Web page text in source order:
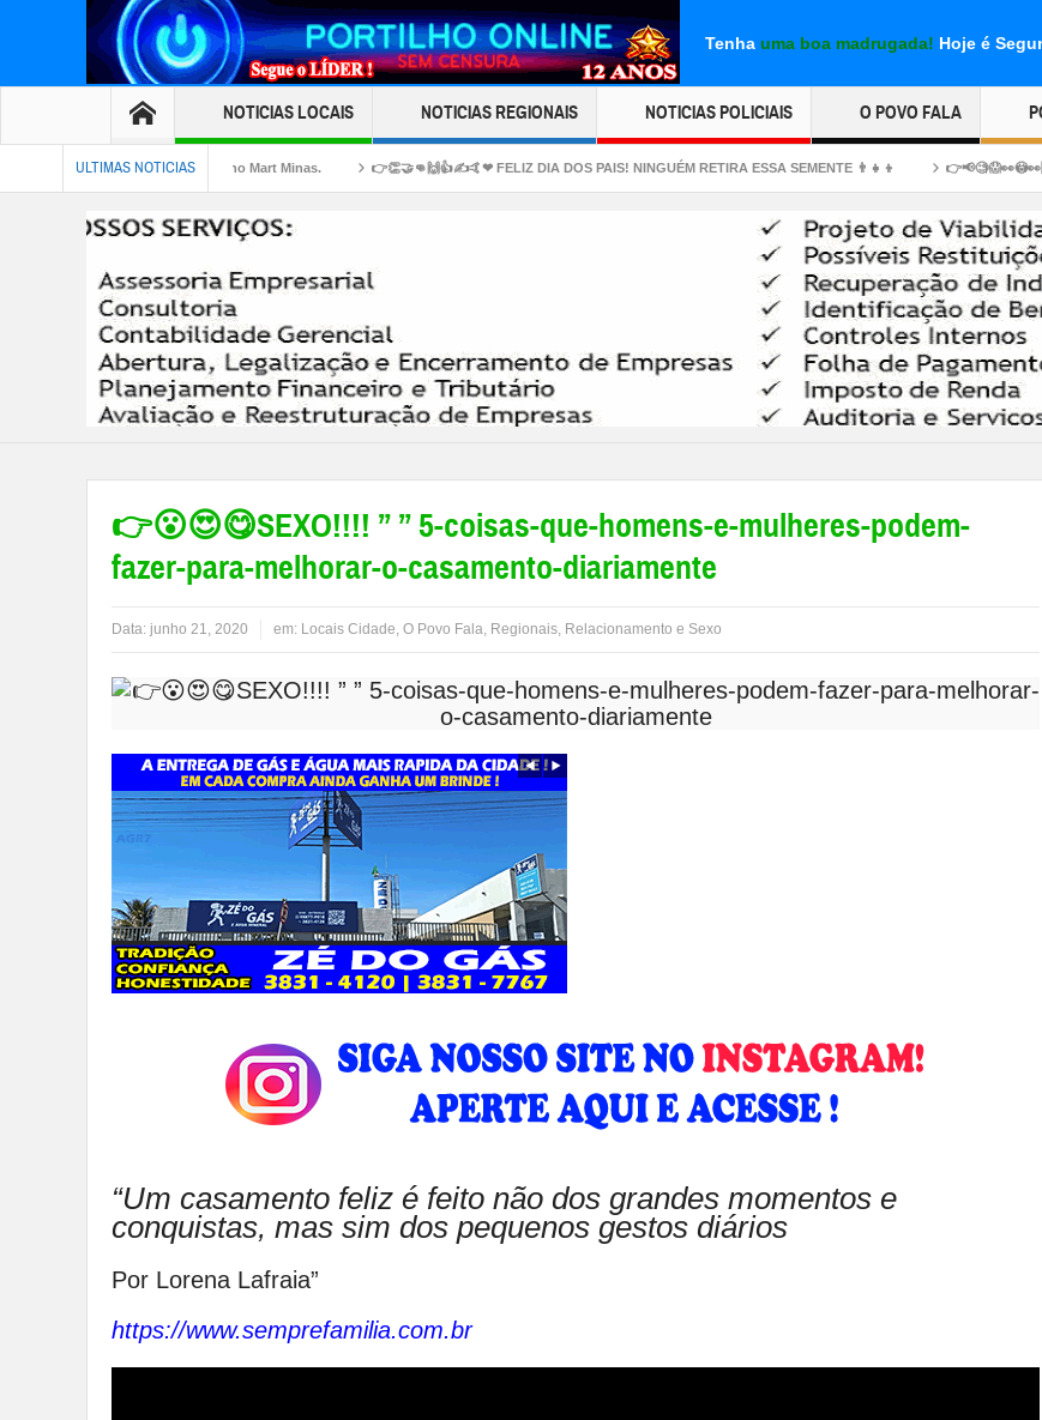
Tenha uma boa madrugada! Hoje é
NOTICIAS LOCAIS NOTICIAS REGIONAIS NOTICIAS POLICIAIS O POVO FALA
ULTIMAS NOTICIAS
atendimento no Mart Minas. 👉👏🤝👊🙌👍✍🤙❤ FELIZ DIA DOS PAIS! NINGUÉM RETIRA ESSA SEMENTE 👨‍👧‍👦 👉📢🧐😱👀😳👀🌬💨Peido
👉😮😍😋SEXO!!!! ” ” 5-coisas-que-homens-e-mulheres-podem-
fazer-para-melhorar-o-casamento-diariamente
Data: junho 21, 2020 em: Locais Cidade, O Povo Fala, Regionais, Relacionamento e Sexo
“Um casamento feliz é feito não dos grandes momentos e
conquistas, mas sim dos pequenos gestos diários
Por Lorena Lafraia”
https://www.semprefamilia.com.br